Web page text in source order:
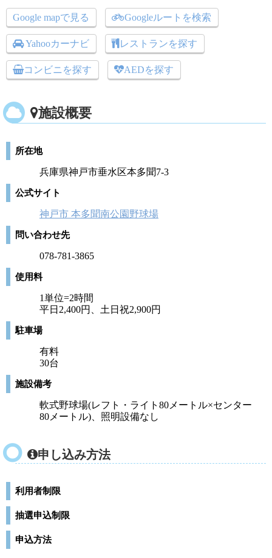
Google mapで見る Googleルートを検索
Yahooカーナビ レストランを探す
コンビニを探す AEDを探す
施設概要
所在地
兵庫県神戸市垂水区本多聞7-3
公式サイト
神戸市 本多聞南公園野球場
問い合わせ先
078-781-3865
使用料
1単位=2時間
平日2,400円、土日祝2,900円
駐車場
有料
30台
施設備考
軟式野球場(レフト・ライト80メートル×センター
80メートル)、照明設備なし
申し込み方法
利用者制限
抽選申込制限
申込方法